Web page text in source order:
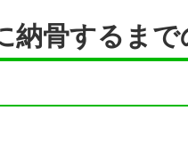
納骨するまで